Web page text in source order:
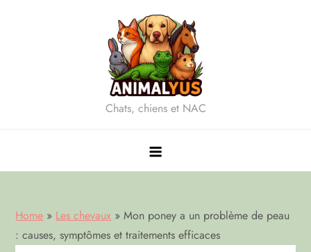
Chats, chiens et NAC
Home » Les chevaux » Mon poney a un problème de peau
: causes, symptômes et traitements efficaces